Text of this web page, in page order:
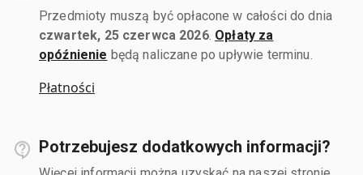
Przedmioty muszą być opłacone w całości do dnia
czwartek, 25 czerwca 2026. Opłaty za
opóźnienie będą naliczane po upływie terminu.
Płatności
Potrzebujesz dodatkowych informacji?